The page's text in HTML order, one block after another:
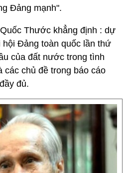
Đảng mạnh".
Thước khẳng định : dự
Đảng toàn quốc lần thứ
của đất nước trong tình
các chủ đề trong báo cáo
đủ.